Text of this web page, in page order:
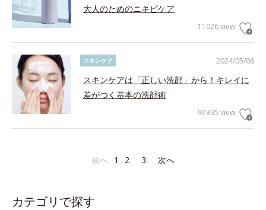
大人のためのニキビケア
11026 view
2024/05/08
スキンケア
スキンケアは「正しい洗顔」から！キレイに
差がつく基本の洗顔術
97395 view
前へ 1 2 3 次へ
カテゴリで探す